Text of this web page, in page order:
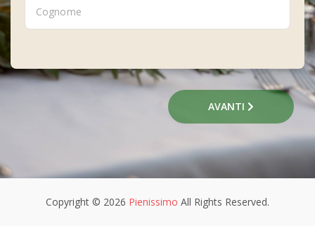
AVANTI
Copyright © 2026 Pienissimo All Rights Reserved.